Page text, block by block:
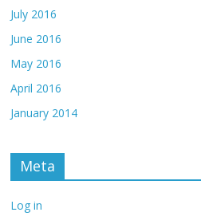
July 2016
June 2016
May 2016
April 2016
January 2014
Meta
Log in